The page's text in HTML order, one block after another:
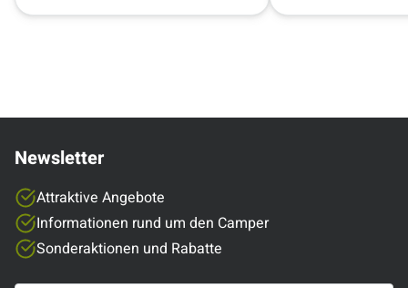
nur 300 km…
Newsletter
Attraktive Angebote
Informationen rund um den Camper
Sonderaktionen und Rabatte